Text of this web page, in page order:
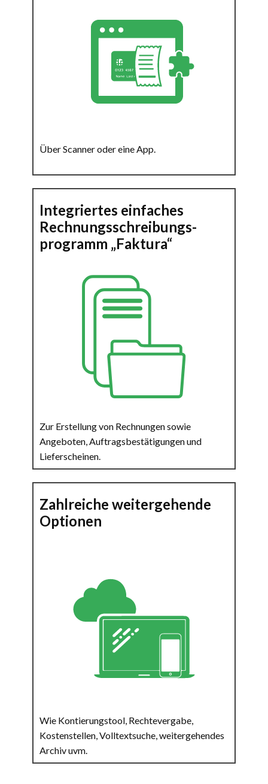
Über Scanner oder eine App.
Integriertes einfaches
Rechnungsschreibungs-
programm „Faktura“
Zur Erstellung von Rechnungen sowie
Angeboten, Auftragsbestätigungen und
Lieferscheinen.
Zahlreiche weitergehende
Optionen
Wie Kontierungstool, Rechtevergabe,
Kostenstellen, Volltextsuche, weitergehendes
Archiv uvm.